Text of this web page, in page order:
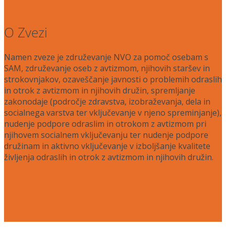
O Zvezi
Namen zveze je združevanje NVO za pomoč osebam s
SAM, združevanje oseb z avtizmom, njihovih staršev in
strokovnjakov, ozaveščanje javnosti o problemih odraslih
in otrok z avtizmom in njihovih družin, spremljanje
zakonodaje (področje zdravstva, izobraževanja, dela in
socialnega varstva ter vključevanje v njeno spreminjanje),
nudenje podpore odraslim in otrokom z avtizmom pri
njihovem socialnem vključevanju ter nudenje podpore
družinam in aktivno vključevanje v izboljšanje kvalitete
življenja odraslih in otrok z avtizmom in njihovih družin.